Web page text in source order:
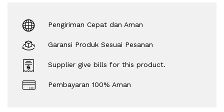
Pengiriman Cepat dan Aman
Garansi Produk Sesuai Pesanan
Supplier give bills for this product.
Pembayaran 100% Aman